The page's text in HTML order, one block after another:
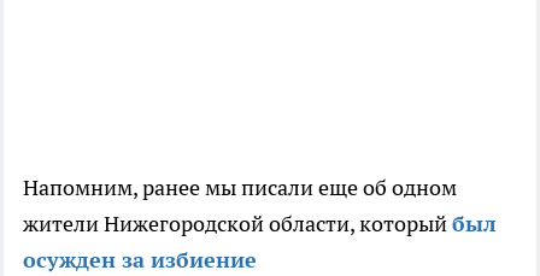
Напомним, ранее мы писали еще об одном
жители Нижегородской области, которыйбыл
осужден за избиение